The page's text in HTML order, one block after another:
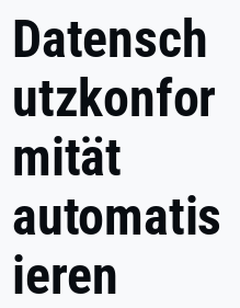
Datensch
utzkonfor
mität
automatis
ieren